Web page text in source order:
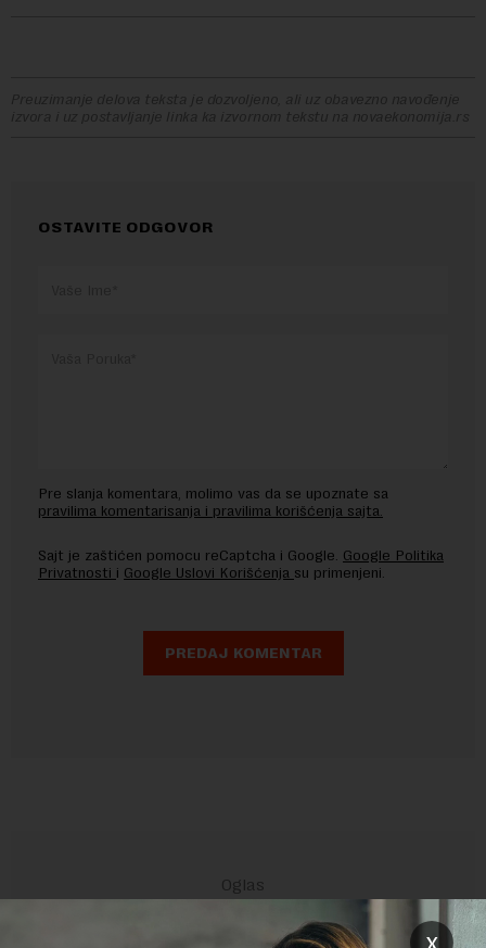
Preuzimanje delova teksta je dozvoljeno, ali uz obavezno navođenje
izvora i uz postavljanje linka ka izvornom tekstu na novaekonomija.rs
OSTAVITE ODGOVOR
Pre slanja komentara, molimo vas da se upoznate sa
pravilima komentarisanja i pravilima korišćenja sajta.
Sajt je zaštićen pomocu reCaptcha i Google. Google Politika
Privatnosti i Google Uslovi Korišćenja su primenjeni.
x